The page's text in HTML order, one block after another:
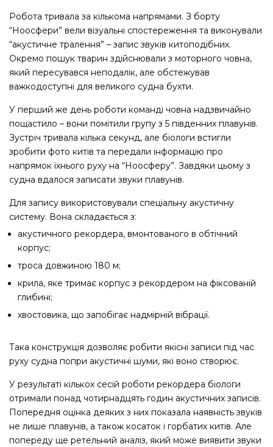
Робота тривала за кількома напрямами. З борту
“Ноосфери” вели візуальні спостереження та виконували
“акустичне тралення” – запис звуків китоподібних.
Окремо пошук тварин здійснювали з моторного човна,
який пересувався неподалік, але обстежував
важкодоступні для великого судна бухти.
У перший же день роботи команді човна надзвичайно
пощастило – вони помітили групу з 5 південних плавунів.
Зустріч тривала кілька секунд, але біологи встигли
зробити фото китів та передали інформацію про
напрямок їхнього руху на “Ноосферу”. Завдяки цьому з
судна вдалося записати звуки плавунів.
Для запису використовували спеціальну акустичну
систему. Вона складається з:
акустичного рекордера, вмонтованого в обтічний
корпус;
троса довжиною 180 м;
крила, яке тримає корпус з рекордером на фіксованій
глибині;
хвостовика, що запобігає надмірній вібрації.
Така конструкція дозволяє робити якісні записи під час
руху судна попри акустичні шуми, які воно створює.
У результаті кількох сесій роботи рекордера біологи
отримали понад чотирнадцять годин акустичних записів.
Попередня оцінка деяких з них показала наявність звуків
не лише плавунів, а також косаток і горбатих китів. Але
попереду ще ретельний аналіз, який може виявити звуки